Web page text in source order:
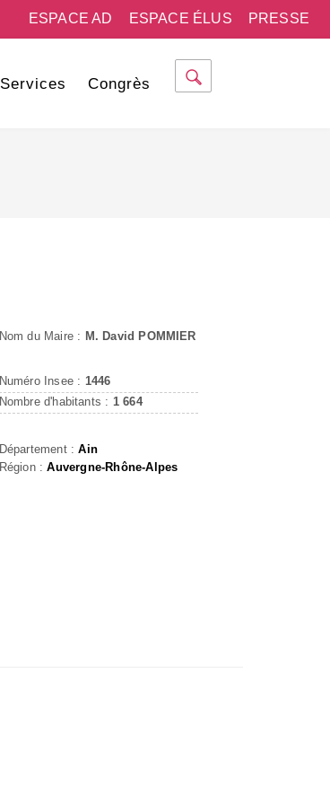
PRESSE
ESPACE ÉLUS
ESPACE AD
Services Congrès
Nom du Maire : M. David POMMIER
Numéro Insee : 1446
Nombre d'habitants : 1 664
Département :Ain
Région :Auvergne-Rhône-Alpes